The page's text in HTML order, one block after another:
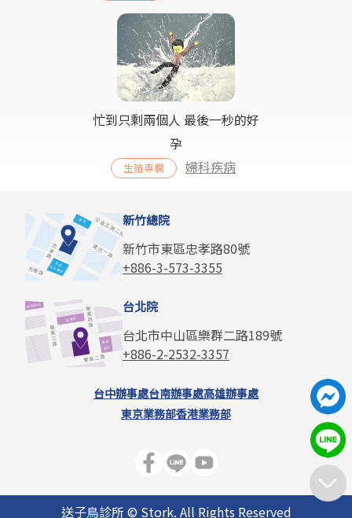
忙到只剩兩個人 最後一秒的好
孕
生殖專欄 婦科疾病
新竹總院
新竹市東區忠孝路80號
+886-3-573-3355
台北院
台北市中山區樂群二路189號
+886-2-2532-3357
台中辦事處台南辦事處高雄辦事處
東京業務部香港業務部
送子鳥診所 © Stork. All Rights Reserved